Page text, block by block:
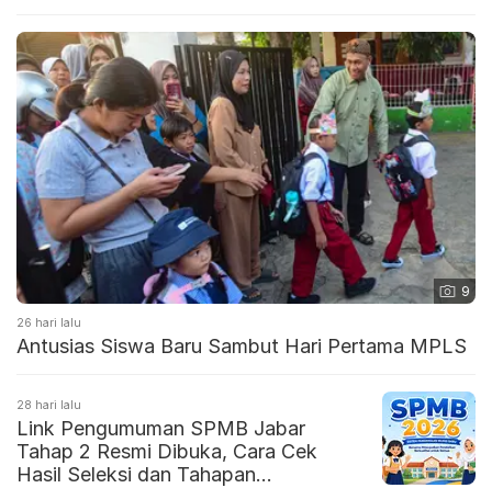
9
26 hari lalu
Antusias Siswa Baru Sambut Hari Pertama MPLS
28 hari lalu
Link Pengumuman SPMB Jabar
Tahap 2 Resmi Dibuka, Cara Cek
Hasil Seleksi dan Tahapan